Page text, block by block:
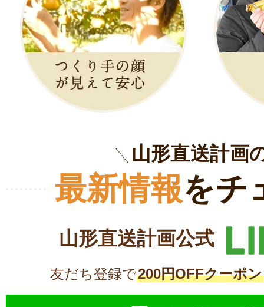
山形直送計画
最新情報をチ
山形直送計画公式
友だち登録で200円OFFクーポン